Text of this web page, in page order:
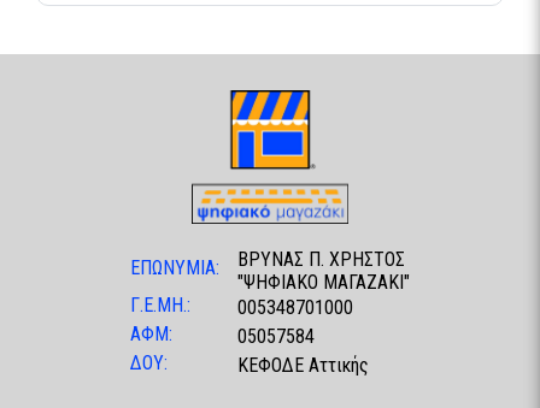
ΕΠΩΝΥΜΙΑ:
ΒΡΥΝΑΣ Π. ΧΡΗΣΤΟΣ
"ΨΗΦΙΑΚΟ ΜΑΓΑΖΑΚΙ"
Γ.Ε.ΜΗ.:
005348701000
ΑΦΜ:
05057584
ΔΟΥ:
ΚΕΦΟΔΕ Αττικής